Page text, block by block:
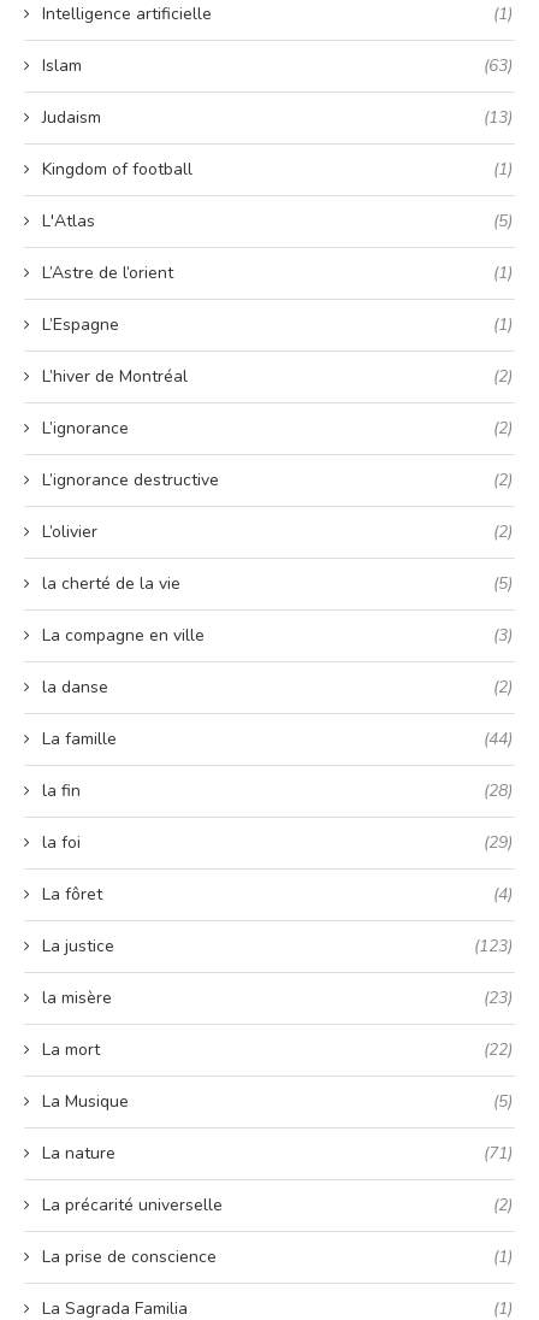
Intelligence artificielle (1)
Islam (63)
Judaism (13)
Kingdom of football (1)
L'Atlas (5)
L’Astre de l’orient (1)
L’Espagne (1)
L’hiver de Montréal (2)
L’ignorance (2)
L’ignorance destructive (2)
L’olivier (2)
la cherté de la vie (5)
La compagne en ville (3)
la danse (2)
La famille (44)
la fin (28)
la foi (29)
La fôret (4)
La justice (123)
la misère (23)
La mort (22)
La Musique (5)
La nature (71)
La précarité universelle (2)
La prise de conscience (1)
La Sagrada Familia (1)